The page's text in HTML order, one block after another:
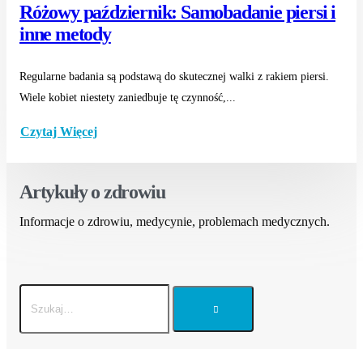
Różowy październik: Samobadanie piersi i
inne metody
Regularne badania są podstawą do skutecznej walki z rakiem piersi.
Wiele kobiet niestety zaniedbuje tę czynność,...
Czytaj Więcej
Artykuły o zdrowiu
Informacje o zdrowiu, medycynie, problemach medycznych.